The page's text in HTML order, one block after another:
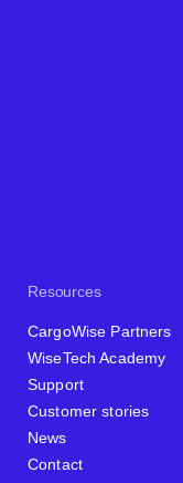
Resources
CargoWise Partners
WiseTech Academy
Support
Customer stories
News
Contact